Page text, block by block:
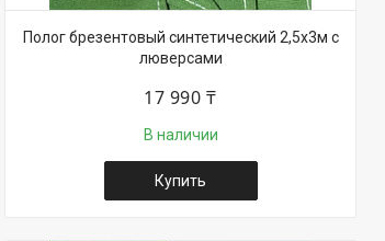
Полог брезентовый синтетический 2,5х3м с
люверсами
17 990 ₸
В наличии
Купить